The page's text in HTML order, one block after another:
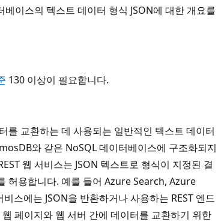
이스의 텍스트 데이터 형식 JSON에 대한 개요를
130 이상이 필요합니다.
를 교환하는 데 사용되는 일반적인 텍스트 데이터
와 같은 NoSQL 데이터베이스에 구조화되지
웹 서비스는 JSON 텍스트로 형식이 지정된 결
허용합니다. 예를 들어 Azure Search, Azure
스에는 JSON을 반환하거나 사용하는 REST 엔드
페이지와 웹 서버 간에 데이터를 교환하기 위한